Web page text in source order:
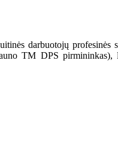
darbuotojų profesinės
TM DPS